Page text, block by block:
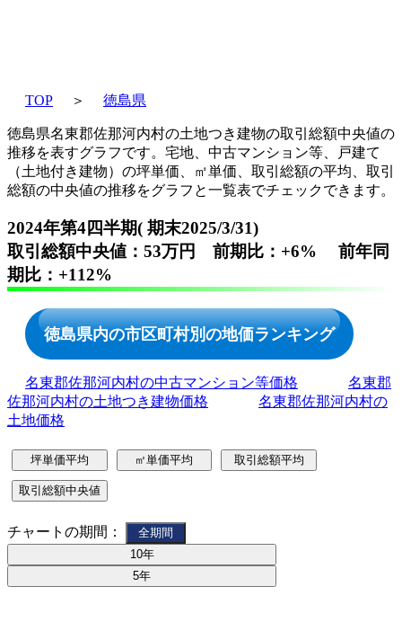
TOP ＞ 徳島県
徳島県名東郡佐那河内村の土地つき建物の取引総額中央値の
推移を表すグラフです。宅地、中古マンション等、戸建て
（土地付き建物）の坪単価、㎡単価、取引総額の平均、取引
総額の中央値の推移をグラフと一覧表でチェックできます。
2024年第4四半期( 期末2025/3/31)
取引総額中央値：53万円 前期比：+6% 前年同
期比：+112%
徳島県内の市区町村別の地価ランキング
名東郡佐那河内村の中古マンション等価格
名東郡
佐那河内村の土地つき建物価格
名東郡佐那河内村の
土地価格
チャートの期間：